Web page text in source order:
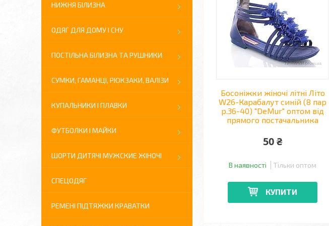
Босоніжки жіночі літні Літо
W26-Карабалут синій (8 пар
р.36-40) "DeMur" оптом від
прямого постачальника
50 ₴
В наявності Тільки оптом
КУПИТИ
НИЖНЯ БІЛИЗНА
ОДЯГ ДЛЯ ДОМУ І СНУ
ПОСТІЛЬНА БІЛИЗНА ТА РУШНИКИ
СУМКИ, ГАМАНЦІ, РЮКЗАКИ, ВАЛІЗИ
КУПАЛЬНИКИ І ПЛАВКИ
ФУТБОЛКИ І МАЙКИ
ШОРТИ ДИТЯЧІ МУЖСКИЕ ЖІНОЧІ
СПЕЦОДЯГ
РЕМЕНІ ПІДТЯЖКИ КРАВАТКИ